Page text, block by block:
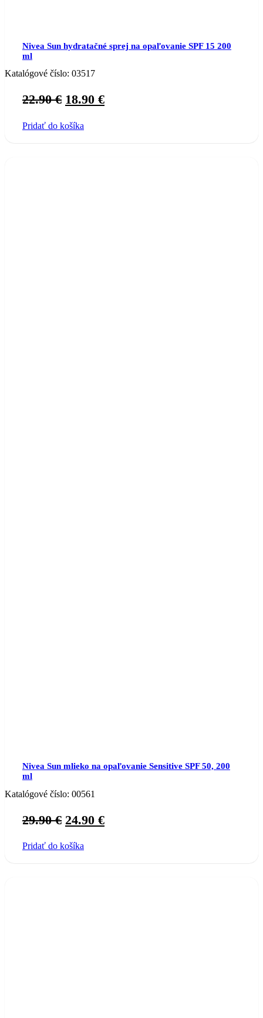
Nivea Sun hydratačné sprej na opaľovanie SPF 15 200
ml
Katalógové číslo: 03517
22.90€ Original
was:
18.90 €Current
Pridať do košíka
Nivea Sun mlieko na opaľovanie Sensitive SPF 50, 200
ml
Katalógové číslo: 00561
29.90€ Original
was:
24.90 €Current
Pridať do košíka